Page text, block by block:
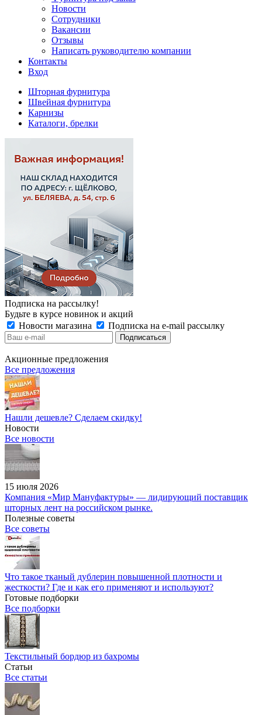
Новости
Сотрудники
Вакансии
Отзывы
Написать руководителю компании
Контакты
Вход
Шторная фурнитура
Швейная фурнитура
Карнизы
Каталоги, брелки
Подписка на рассылку!
Будьте в курсе новинок и акций
Новости магазина
Подписка на e-mail рассылку
Акционные предложения
Все предложения
Нашли дешевле? Сделаем скидку!
Новости
Все новости
15 июля 2026
Компания «Мир Мануфактуры» — лидирующий поставщик
шторных лент на российском рынке.
Полезные советы
Все советы
Что такое тканый дублерин повышенной плотности и
жесткости? Где и как его применяют и используют?
Готовые подборки
Все подборки
Текстильный бордюр из бахромы
Статьи
Все статьи